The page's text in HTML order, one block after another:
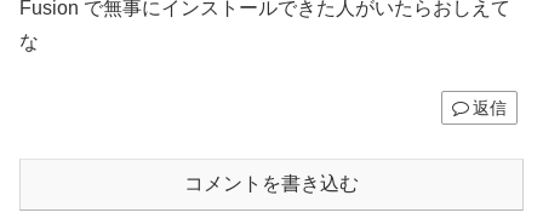
Fusion で無事にインストールできた人がいたらおしえて
な
返信
コメントを書き込む